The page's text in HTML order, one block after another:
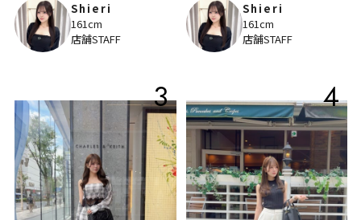
Shieri
161cm
店舗STAFF
Shieri
161cm
店舗STAFF
3 4